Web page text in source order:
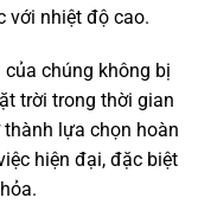
với nhiệt độ cao.
chúng không bị
trời trong thời gian
lựa chọn hoàn
hiện đại, đặc biệt